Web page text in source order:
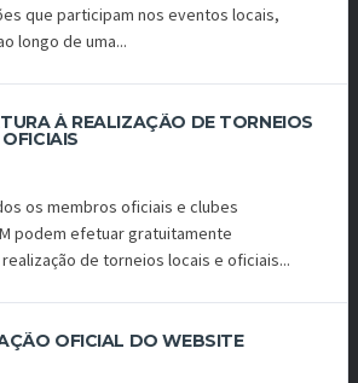
que participam nos eventos locais,
longo de uma...
À REALIZAÇÃO DE TORNEIOS
os membros oficiais e clubes
podem efetuar gratuitamente
de torneios locais e oficiais...
OFICIAL DO WEBSITE